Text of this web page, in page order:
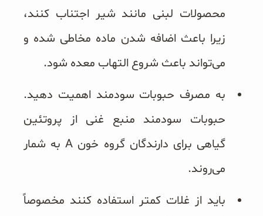
محصولات لبنی مانند شیر اجتناب کنند،
زیرا باعث اضافه شدن ماده مخاطی شده و
می‌تواند باعث شروع التهاب معده شود.
به مصرف حبوبات سودمند اهمیت دهید.
حبوبات سودمند منبع غنی از پروتئین
گیاهی برای دارندگان گروه خون A به شمار
می‌روند.
باید از غلات کمتر استفاده کنند مخصوصاً